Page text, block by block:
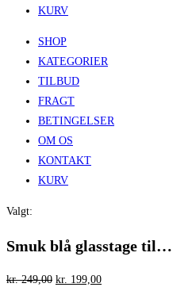
KURV
SHOP
KATEGORIER
TILBUD
FRAGT
BETINGELSER
OM OS
KONTAKT
KURV
Valgt:
Smuk blå glasstage til…
kr.249,00 Den
kr. 199,00Den